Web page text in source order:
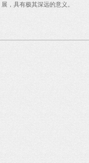
展，具有极其深远的意义。